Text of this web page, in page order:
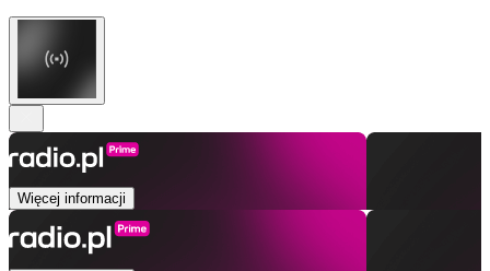
Więcej informacji